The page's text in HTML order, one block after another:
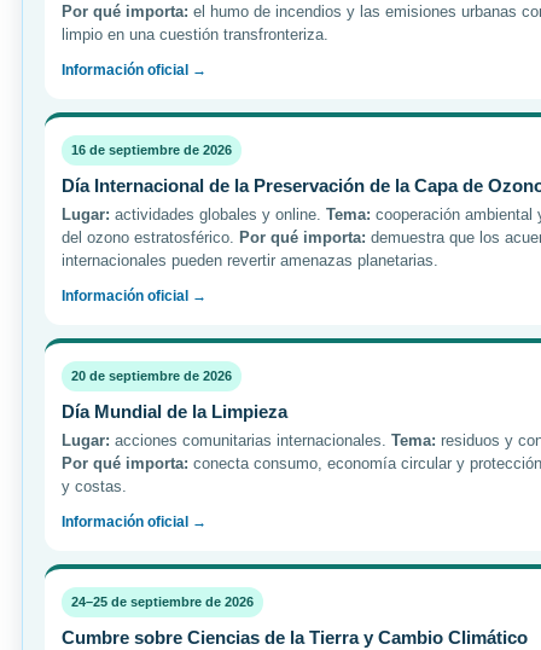
Por qué importa: el humo de incendios y las emisiones urbanas
limpio en una cuestión transfronteriza.
Información oficial →
16 de septiembre de 2026
Día Internacional de la Preservación de la Capa de
Lugar: actividades globales y online. Tema: cooperación ambiental
del ozono estratosférico. Por qué importa: demuestra que los
internacionales pueden revertir amenazas planetarias.
Información oficial →
20 de septiembre de 2026
Día Mundial de la Limpieza
Lugar: acciones comunitarias internacionales. Tema: residuos y
Por qué importa: conecta consumo, economía circular y
y costas.
Información oficial →
24–25 de septiembre de 2026
Cumbre sobre Ciencias de la Tierra y Cambio Climático